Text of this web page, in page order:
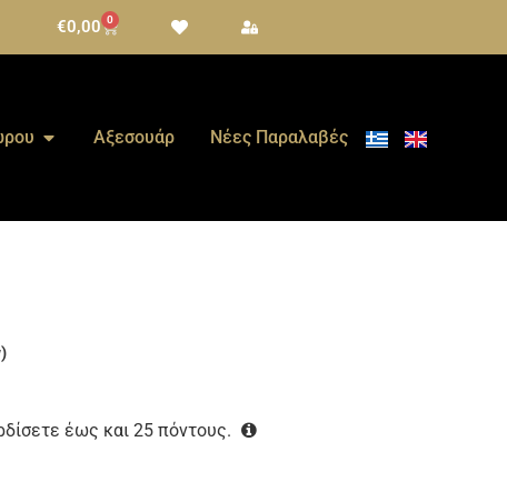
€0,00 0
Αξεσουάρ Νέες Παραλαβές
έως και25 πόντους.